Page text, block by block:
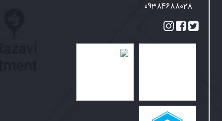
09384688028